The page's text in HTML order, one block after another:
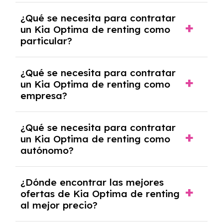
pero puede haber penalizaciones por
cancelación anticipada. Es importante revisar
las condiciones del contrato y hablar con un
experto que te asesore.
¿Qué se necesita para contratar
un Kia Optima de renting como
particular?
y, en algunos casos, una consulta de solvencia
crediticia y un pago inicial.
¿Qué se necesita para contratar
un Kia Optima de renting como
empresa?
documentación financiera y, en algunos
casos, un informe de solvencia de la empresa
y un pago inicial.
¿Qué se necesita para contratar
un Kia Optima de renting como
autónomo?
autónomos, justificante de ingresos y, en
algunos casos, un informe fiscal y un pago
inicial.
¿Dónde encontrar las mejores
ofertas de Kia Optima de renting
al mejor precio?